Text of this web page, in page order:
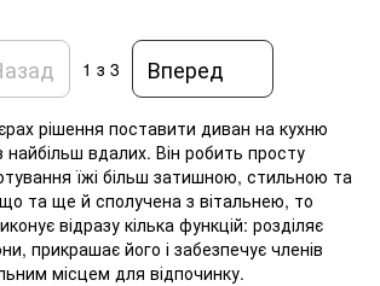
1 з 3 Вперед
рішення поставити диван на кухню
вдалих. Він робить просту
їжі більш затишною, стильною та
та ще й сполучена з вітальнею, то
відразу кілька функцій: розділяє
прикрашає його і забезпечує членів
місцем для відпочинку.